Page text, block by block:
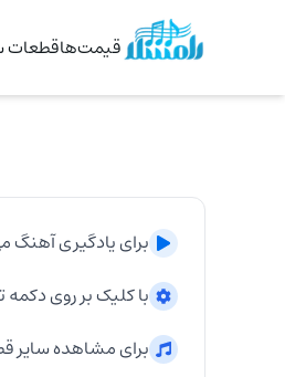
قیمت‌هاقطعات
برای یادگیری آهنگ
با کلیک بر روی
برای مشاهده سایر